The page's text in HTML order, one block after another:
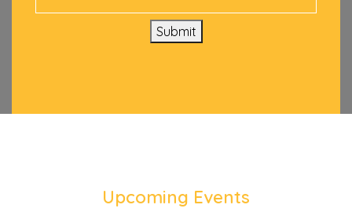
Submit
Upcoming Events